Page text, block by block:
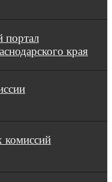
края
комиссий